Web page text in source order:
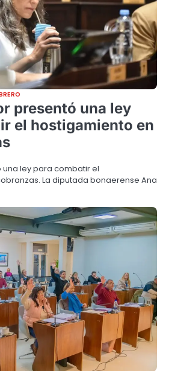
presentó una ley
el hostigamiento en
una ley para combatir el
La diputada bonaerense Ana